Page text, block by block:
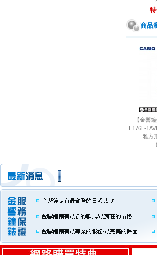
商品
【金響
E176L-
雅方